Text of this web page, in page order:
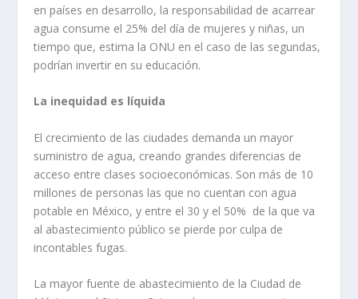
en países en desarrollo, la responsabilidad de acarrear
agua consume el 25% del día de mujeres y niñas, un
tiempo que, estima la ONU en el caso de las segundas,
podrían invertir en su educación.
La inequidad es líquida
El crecimiento de las ciudades demanda un mayor
suministro de agua, creando grandes diferencias de
acceso entre clases socioeconómicas. Son más de 10
millones de personas las que no cuentan con agua
potable en México, y entre el 30 y el 50% de la que va
al abastecimiento público se pierde por culpa de
incontables fugas.
La mayor fuente de abastecimiento de la Ciudad de